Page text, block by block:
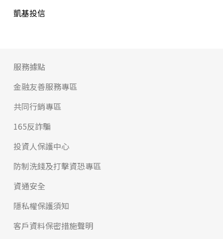
凱基投信
服務據點
金融友善服務專區
共同行銷專區
165反詐騙
投資人保護中心
防制洗錢及打擊資恐專區
資通安全
隱私權保護須知
客戶資料保密措施聲明